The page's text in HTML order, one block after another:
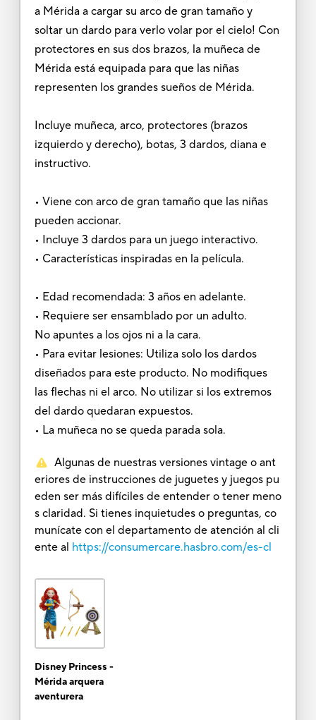
a Mérida a cargar su arco de gran tamaño y
soltar un dardo para verlo volar por el cielo! Con
protectores en sus dos brazos, la muñeca de
Mérida está equipada para que las niñas
representen los grandes sueños de Mérida.
Incluye muñeca, arco, protectores (brazos
izquierdo y derecho), botas, 3 dardos, diana e
instructivo.
• Viene con arco de gran tamaño que las niñas
pueden accionar.
• Incluye 3 dardos para un juego interactivo.
• Características inspiradas en la película.
• Edad recomendada: 3 años en adelante.
• Requiere ser ensamblado por un adulto.
No apuntes a los ojos ni a la cara.
• Para evitar lesiones: Utiliza solo los dardos
diseñados para este producto. No modifiques
las flechas ni el arco. No utilizar si los extremos
del dardo quedaran expuestos.
• La muñeca no se queda parada sola.
Algunas de nuestras versiones vintage o ant
eriores de instrucciones de juguetes y juegos pu
eden ser más difíciles de entender o tener meno
s claridad. Si tienes inquietudes o preguntas, co
munícate con el departamento de atención al cli
ente al https://consumercare.hasbro.com/es-cl
Disney Princess -
Mérida arquera
aventurera